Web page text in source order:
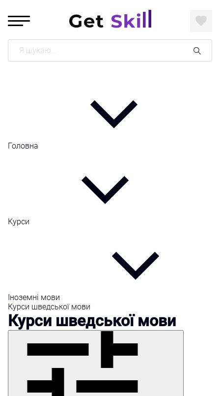
Поиск
Головна
Курси
Іноземні мови
Курси шведської мови
Курси шведської мови